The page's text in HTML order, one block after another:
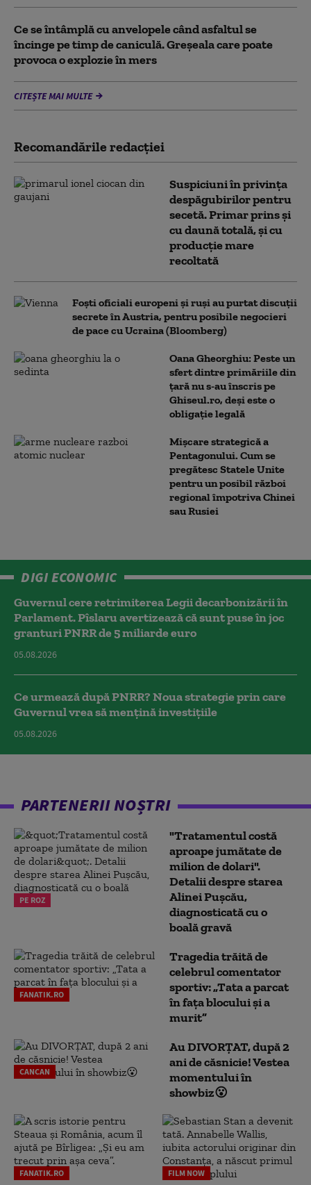
Ce se întâmplă cu anvelopele când asfaltul se
încinge pe timp de caniculă. Greșeala care poate
provoca o explozie în mers
CITEȘTE MAI MULTE
Recomandările redacţiei
Suspiciuni în privința
despăgubirilor pentru
secetă. Primar prins și
cu daună totală, și cu
producție mare
recoltată
Foști oficiali europeni și ruși au purtat discuții
secrete în Austria, pentru posibile negocieri
de pace cu Ucraina (Bloomberg)
Oana Gheorghiu: Peste un
sfert dintre primăriile din
țară nu s-au înscris pe
Ghiseul.ro, deși este o
obligație legală
Mișcare strategică a
Pentagonului. Cum se
pregătesc Statele Unite
pentru un posibil război
regional împotriva Chinei
sau Rusiei
DIGI ECONOMIC
Guvernul cere retrimiterea Legii decarbonizării în
Parlament. Pîslaru avertizează că sunt puse în joc
granturi PNRR de 5 miliarde euro
05.08.2026
Ce urmează după PNRR? Noua strategie prin care
Guvernul vrea să mențină investițiile
05.08.2026
PARTENERII NOȘTRI
PE ROZ
"Tratamentul costă
aproape jumătate de
milion de dolari".
Detalii despre starea
Alinei Pușcău,
diagnosticată cu o
boală gravă
FANATIK.RO
Tragedia trăită de
celebrul comentator
sportiv: „Tata a parcat
în fața blocului și a
murit”
CANCAN
Au DIVORȚAT, după 2
ani de căsnicie! Vestea
momentului în
showbiz😮
FANATIK.RO FILM NOW